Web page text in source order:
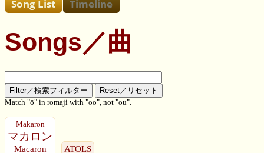
Songs／曲
Match "ō" in romaji with "oo", not "ou".
Makaron
マカロン
Macaron ATOLS